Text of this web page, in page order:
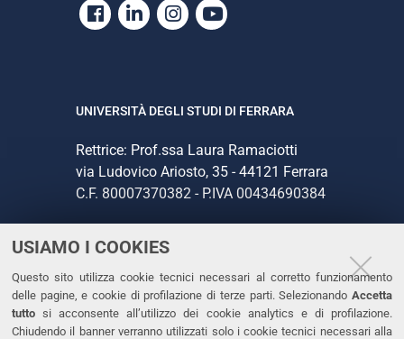
USIAMO I COOKIES
Questo sito utilizza cookie tecnici necessari al corretto funzionamento
delle pagine, e cookie di profilazione di terze parti. Selezionando Accetta
tutto si acconsente all’utilizzo dei cookie analytics e di profilazione.
Chiudendo il banner verranno utilizzati solo i cookie tecnici necessari alla
Facebook
LinkedinInstagram
Youtube
UNIVERSITÀ DEGLI STUDI DI FERRARA
Rettrice: Prof.ssa Laura Ramaciotti
via Ludovico Ariosto, 35 - 44121 Ferrara
C.F. 80007370382 - P.IVA 00434690384
CONTATTI
Tel. +39 0532 293111
Fax. +39 0532 293031
PEC